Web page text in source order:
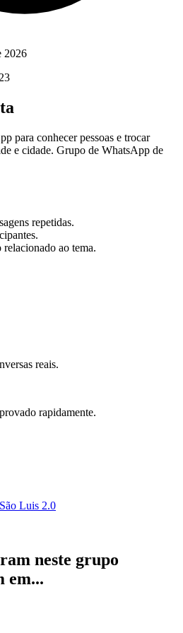
2026
para conhecer pessoas e trocar
e cidade. Grupo de WhatsApp de
repetidas.
relacionado ao tema.
reais.
rapidamente.
Luis 2.0
neste grupo
em...